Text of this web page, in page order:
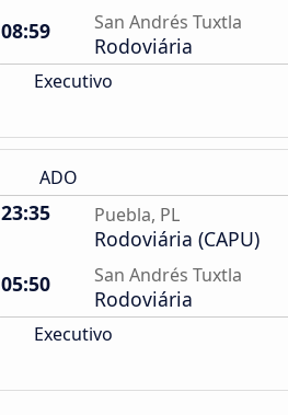
08:59
San Andrés Tuxtla
Rodoviária
Executivo
ADO
23:35 Puebla, PL
Rodoviária (CAPU)
05:50
San Andrés Tuxtla
Rodoviária
Executivo